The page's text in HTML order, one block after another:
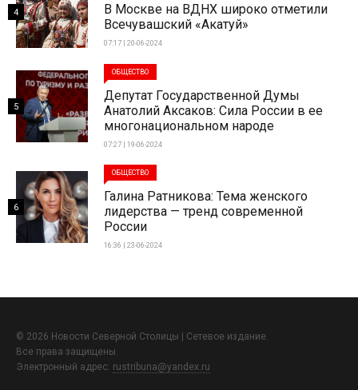
В Москве на ВДНХ широко отметили
Всечувашский «Акатуй»
07:17 | 20-06-2024
4
ОБЩЕСТВО
Депутат Государственной Думы
Анатолий Аксаков: Сила России в ее
многонациональном народе
07:27 | 19-06-2024
5
ОБЩЕСТВО
Галина Ратникова: Тема женского
лидерства — тренд современной
России
16:36 | 23-06-2024
6
© 2026 Новости Северной Столицы | Сетевое издание.
Все права защищены.
Электронный адрес: rustribuna@yandex.ru